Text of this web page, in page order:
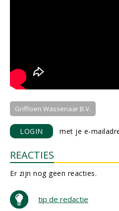
Griffioen Wassenaar B.V.
LOGIN met je e-
REACTIES
Er zijn nog geen reacties.
tip de redactie